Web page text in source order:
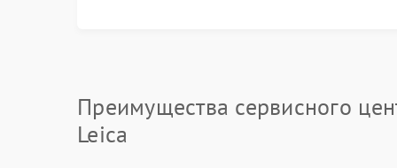
Преимущества сервисного
Leica